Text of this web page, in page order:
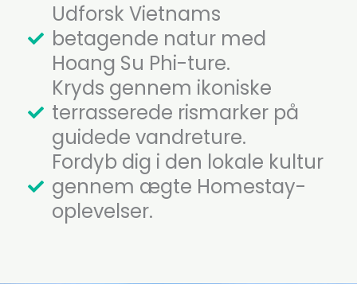
Udforsk Vietnams
betagende natur med
Hoang Su Phi-ture.
Kryds gennem ikoniske
terrasserede rismarker på
guidede vandreture.
Fordyb dig i den lokale kultur
gennem ægte Homestay-
oplevelser.